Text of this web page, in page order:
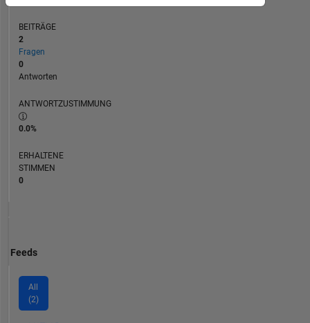
BEITRÄGE
2
Fragen
0
Antworten
ANTWORTZUSTIMMUNG
0.0%
ERHALTENE
STIMMEN
0
Feeds
All
(2)